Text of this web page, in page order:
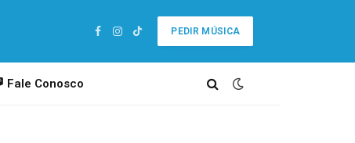
Facebook
Instagram
TikTok
PEDIR MÚSICA
Fale Conosco